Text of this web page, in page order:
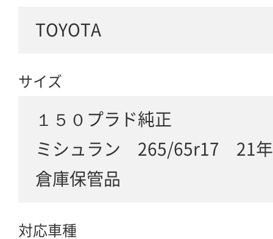
TOYOTA
サイズ
１５０プラド純正
ミシュラン 265/65r17 21
倉庫保管品
対応車種